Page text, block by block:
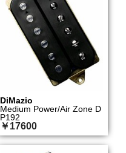
DiMazio
Medium Power/Air Zone D
P192
￥17600